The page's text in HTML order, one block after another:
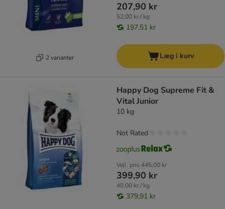
2 varianter
207,90 kr
52,00 kr / kg
197,51 kr
Læg i kurv
Happy Dog Supreme Fit &
Vital Junior
10 kg
Vejl. pris 445,00 kr
399,90 kr
40,00 kr / kg
379,91 kr
Not Rated